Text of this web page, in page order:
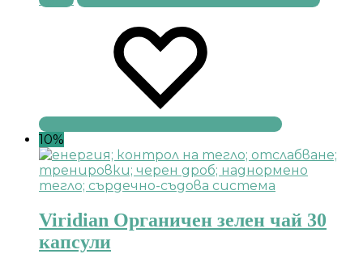
10%
Viridian Органичен зелен чай 30
капсули